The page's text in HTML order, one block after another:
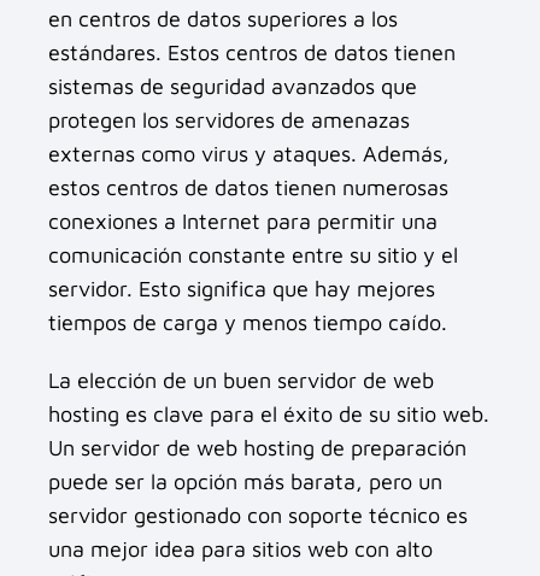
en centros de datos superiores a los
estándares. Estos centros de datos tienen
sistemas de seguridad avanzados que
protegen los servidores de amenazas
externas como virus y ataques. Además,
estos centros de datos tienen numerosas
conexiones a Internet para permitir una
comunicación constante entre su sitio y el
servidor. Esto significa que hay mejores
tiempos de carga y menos tiempo caído.
La elección de un buen servidor de web
hosting es clave para el éxito de su sitio web.
Un servidor de web hosting de preparación
puede ser la opción más barata, pero un
servidor gestionado con soporte técnico es
una mejor idea para sitios web con alto